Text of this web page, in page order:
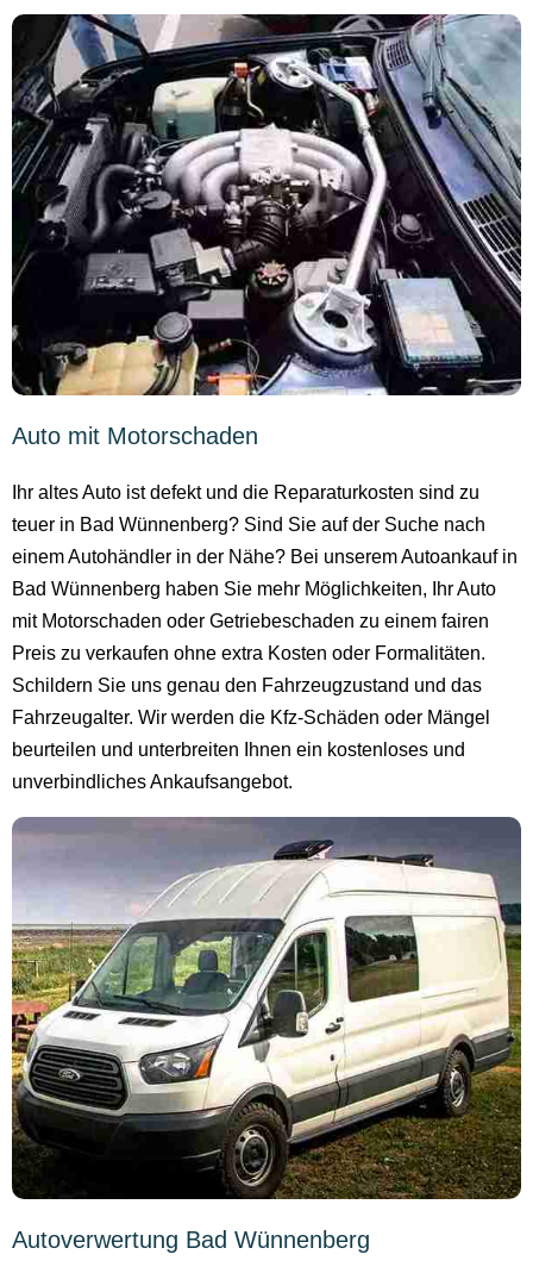
Auto mit Motorschaden
Ihr altes Auto ist defekt und die Reparaturkosten sind zu
teuer in Bad Wünnenberg? Sind Sie auf der Suche nach
einem Autohändler in der Nähe? Bei unserem Autoankauf in
Bad Wünnenberg haben Sie mehr Möglichkeiten, Ihr Auto
mit Motorschaden oder Getriebeschaden zu einem fairen
Preis zu verkaufen ohne extra Kosten oder Formalitäten.
Schildern Sie uns genau den Fahrzeugzustand und das
Fahrzeugalter. Wir werden die Kfz-Schäden oder Mängel
beurteilen und unterbreiten Ihnen ein kostenloses und
unverbindliches Ankaufsangebot.
Autoverwertung Bad Wünnenberg